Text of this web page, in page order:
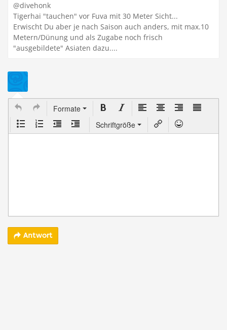
@divehonk
Tigerhai "tauchen" vor Fuva mit 30 Meter Sicht...
Erwischt Du aber je nach Saison auch anders, mit max.10
Metern/Dünung und als Zugabe noch frisch
"ausgebildete" Asiaten dazu....
Formate
Schriftgröße
Antwort